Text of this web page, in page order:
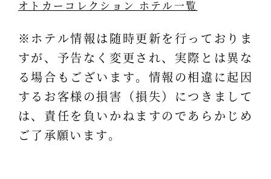
オトカーコレクション ホテル一覧
※ホテル情報は随時更新を行っておりま
すが、予告なく変更され、実際とは異な
る場合もございます。情報の相違に起因
するお客様の損害（損失）につきまして
は、責任を負いかねますのであらかじめ
ご了承願います。